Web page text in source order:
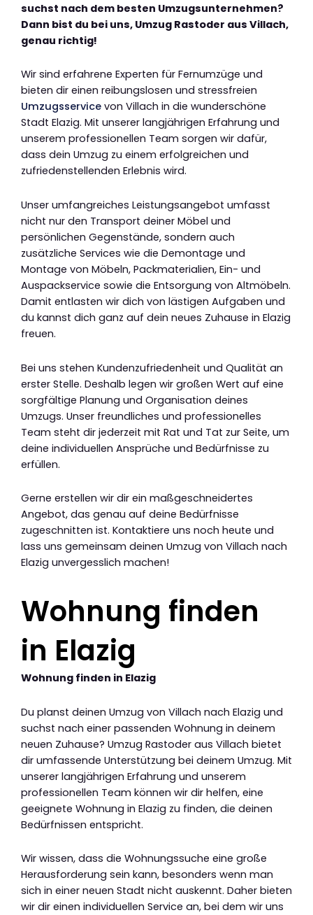
suchst nach dem besten Umzugsunternehmen?
Dann bist du bei uns, Umzug Rastoder aus Villach,
genau richtig!
Wir sind erfahrene Experten für Fernumzüge und
bieten dir einen reibungslosen und stressfreien
Umzugsservice von Villach in die wunderschöne
Stadt Elazig. Mit unserer langjährigen Erfahrung und
unserem professionellen Team sorgen wir dafür,
dass dein Umzug zu einem erfolgreichen und
zufriedenstellenden Erlebnis wird.
Unser umfangreiches Leistungsangebot umfasst
nicht nur den Transport deiner Möbel und
persönlichen Gegenstände, sondern auch
zusätzliche Services wie die Demontage und
Montage von Möbeln, Packmaterialien, Ein- und
Auspackservice sowie die Entsorgung von Altmöbeln.
Damit entlasten wir dich von lästigen Aufgaben und
du kannst dich ganz auf dein neues Zuhause in Elazig
freuen.
Bei uns stehen Kundenzufriedenheit und Qualität an
erster Stelle. Deshalb legen wir großen Wert auf eine
sorgfältige Planung und Organisation deines
Umzugs. Unser freundliches und professionelles
Team steht dir jederzeit mit Rat und Tat zur Seite, um
deine individuellen Ansprüche und Bedürfnisse zu
erfüllen.
Gerne erstellen wir dir ein maßgeschneidertes
Angebot, das genau auf deine Bedürfnisse
zugeschnitten ist. Kontaktiere uns noch heute und
lass uns gemeinsam deinen Umzug von Villach nach
Elazig unvergesslich machen!
Wohnung finden
in Elazig
Wohnung finden in Elazig
Du planst deinen Umzug von Villach nach Elazig und
suchst nach einer passenden Wohnung in deinem
neuen Zuhause? Umzug Rastoder aus Villach bietet
dir umfassende Unterstützung bei deinem Umzug. Mit
unserer langjährigen Erfahrung und unserem
professionellen Team können wir dir helfen, eine
geeignete Wohnung in Elazig zu finden, die deinen
Bedürfnissen entspricht.
Wir wissen, dass die Wohnungssuche eine große
Herausforderung sein kann, besonders wenn man
sich in einer neuen Stadt nicht auskennt. Daher bieten
wir dir einen individuellen Service an, bei dem wir uns